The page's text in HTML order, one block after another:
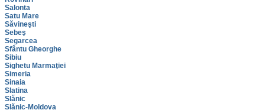
Salonta
Satu Mare
Săvineşti
Sebeş
Segarcea
Sfântu Gheorghe
Sibiu
Sighetu Marmaţiei
Simeria
Sinaia
Slatina
Slănic
Slănic-Moldova